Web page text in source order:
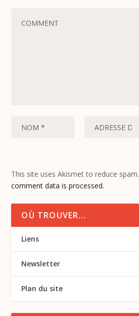
This site uses Akismet to reduce spam.
comment data is processed.
OÙ TROUVER…
Liens
Newsletter
Plan du site